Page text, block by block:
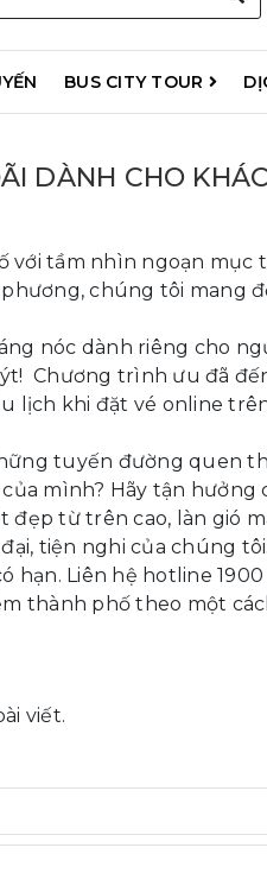
BUS CITY TOUR
DÀNH CHO
với tầm nhìn ngoạn mục
chúng tôi mang
nóc dành riêng cho
Chương trình ưu đã
lịch khi đặt vé online
tuyến đường quen
mình? Hãy tận
từ trên cao, làn gió
tiện nghi của chúng tôi.
hạn. Liên hệ hotline
thành phố theo một
viết.